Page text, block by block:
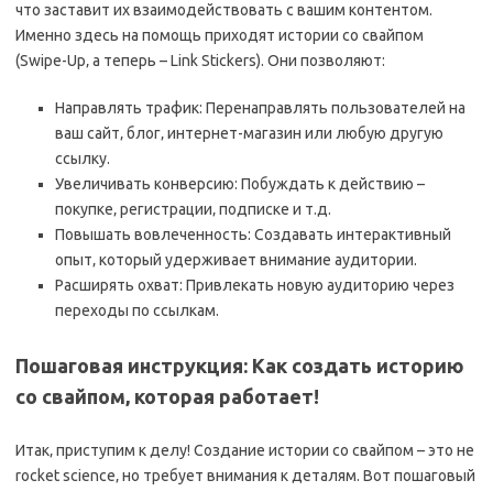
что заставит их взаимодействовать с вашим контентом.
Именно здесь на помощь приходят истории со свайпом
(Swipe-Up‚ а теперь – Link Stickers). Они позволяют:
Направлять трафик: Перенаправлять пользователей на
ваш сайт‚ блог‚ интернет-магазин или любую другую
ссылку.
Увеличивать конверсию: Побуждать к действию –
покупке‚ регистрации‚ подписке и т.д.
Повышать вовлеченность: Создавать интерактивный
опыт‚ который удерживает внимание аудитории.
Расширять охват: Привлекать новую аудиторию через
переходы по ссылкам.
Пошаговая инструкция: Как создать историю
со свайпом‚ которая работает!
Итак‚ приступим к делу! Создание истории со свайпом – это не
rocket science‚ но требует внимания к деталям. Вот пошаговый